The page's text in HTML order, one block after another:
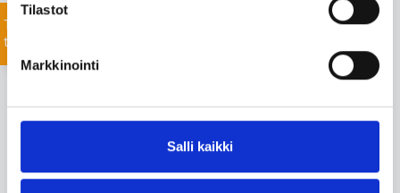
Tilastot
Markkinointi
Salli kaikki
Tiedustele
tuotteista